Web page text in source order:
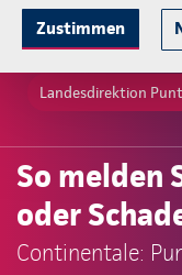
Zustimmen
Landesdirektion
So melden
oder
Continentale: